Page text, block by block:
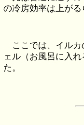
の冷房効率は上がる
ここでは、イル
ェル（お風呂に入
た。